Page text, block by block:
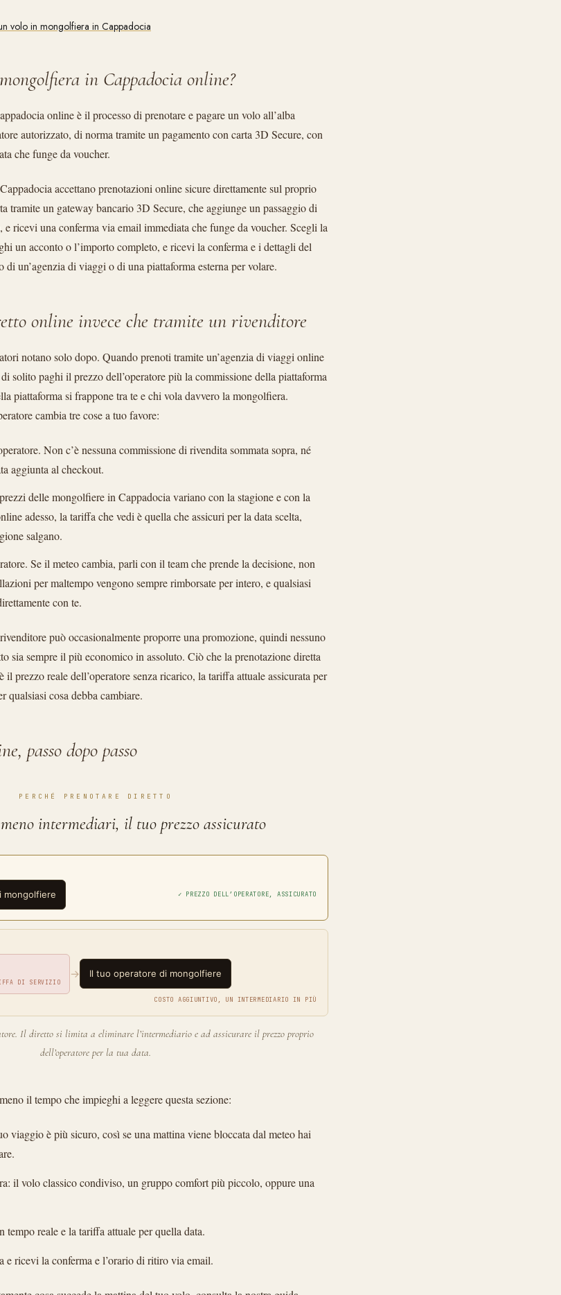
volo in mongolfiera in Cappadocia
in Cappadocia online?
online è il processo di prenotare e pagare un volo all’alba
autorizzato, di norma tramite un pagamento con carta 3D Secure, con
che funge da voucher.
accettano prenotazioni online sicure direttamente sul proprio
tramite un gateway bancario 3D Secure, che aggiunge un passaggio di
e ricevi una conferma via email immediata che funge da voucher. Scegli la
un acconto o l’importo completo, e ricevi la conferma e i dettagli del
un’agenzia di viaggi o di una piattaforma esterna per volare.
online invece che tramite un rivenditore
notano solo dopo. Quando prenoti tramite un’agenzia di viaggi online
solito paghi il prezzo dell’operatore più la commissione della piattaforma
piattaforma si frappone tra te e chi vola davvero la mongolfiera.
cambia tre cose a tuo favore:
Non c’è nessuna commissione di rivendita sommata sopra, né
aggiunta al checkout.
delle mongolfiere in Cappadocia variano con la stagione e con la
adesso, la tariffa che vedi è quella che assicuri per la data scelta,
salgano.
Se il meteo cambia, parli con il team che prende la decisione, non
per maltempo vengono sempre rimborsate per intero, e qualsiasi
con te.
può occasionalmente proporre una promozione, quindi nessuno
sia sempre il più economico in assoluto. Ciò che la prenotazione diretta
prezzo reale dell’operatore senza ricarico, la tariffa attuale assicurata per
qualsiasi cosa debba cambiare.
passo dopo passo
PERCHÉ PRENOTARE DIRETTO
meno intermediari, il tuo prezzo assicurato
mongolfiere ✓ PREZZO DELL’OPERATORE, ASSICURATO
DI SERVIZIO
→ Il tuo operatore di mongolfiere
COSTO AGGIUNTIVO, UN INTERMEDIARIO IN PIÙ
Il diretto si limita a eliminare l’intermediario e ad assicurare il prezzo proprio
dell’operatore per la tua data.
il tempo che impieghi a leggere questa sezione:
viaggio è più sicuro, così se una mattina viene bloccata dal meteo hai
il volo classico condiviso, un gruppo comfort più piccolo, oppure una
reale e la tariffa attuale per quella data.
e ricevi la conferma e l’orario di ritiro via email.